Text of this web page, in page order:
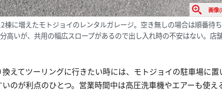
画像
に増えたモトジョイのレンタルガレージ。空き無しの場合は順番待
高いが、共用の幅広スロープがあるので出し入れ時の不安はない。店
えてツーリングに行きたい時には、モトジョイの駐車場に置
のが利点のひとつ。営業時間中は高圧洗車機やエアーも使え